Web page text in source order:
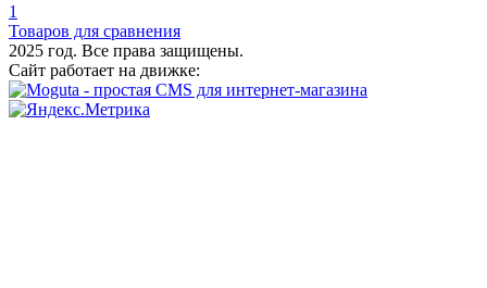
1
Товаров для сравнения
2025 год. Все права защищены.
Сайт работает на движке: